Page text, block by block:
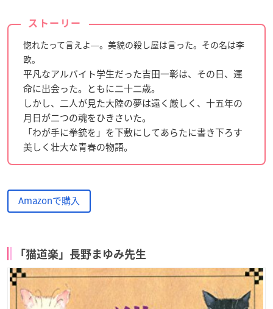
ストーリー
惚れたって言えよ―。美貌の殺し屋は言った。その名は李
欧。
平凡なアルバイト学生だった吉田一彰は、その日、運
命に出会った。ともに二十二歳。
しかし、二人が見た大陸の夢は遠く厳しく、十五年の
月日が二つの魂をひきさいた。
「わが手に拳銃を」を下敷にしてあらたに書き下ろす
美しく壮大な青春の物語。
Amazonで購入
「猫道楽」長野まゆみ先生